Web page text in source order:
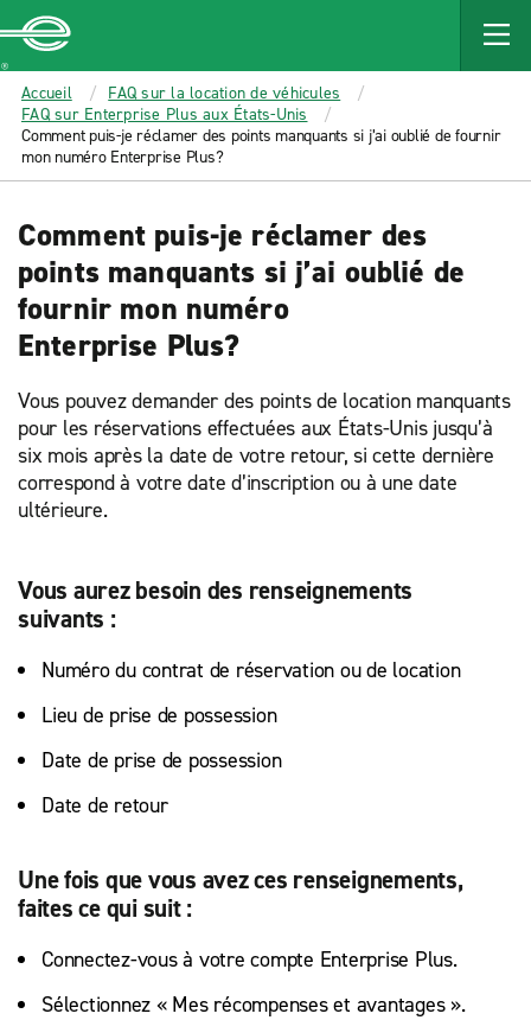
MAIN
CONTENT
Enterprise
Accueil
FAQ sur la location de véhicules
FAQ sur Enterprise Plus aux États-Unis
Comment puis-je réclamer des points manquants si j’ai oublié de fournir
mon numéro Enterprise Plus?
Comment puis-je réclamer des
points manquants si j’ai oublié de
fournir mon numéro
Enterprise Plus?
Vous pouvez demander des points de location manquants
pour les réservations effectuées aux États-Unis jusqu’à
six mois après la date de votre retour, si cette dernière
correspond à votre date d’inscription ou à une date
ultérieure.
Vous aurez besoin des renseignements
suivants :
Numéro du contrat de réservation ou de location
Lieu de prise de possession
Date de prise de possession
Date de retour
Une fois que vous avez ces renseignements,
faites ce qui suit :
Connectez-vous à votre compte Enterprise Plus.
Sélectionnez « Mes récompenses et avantages ».